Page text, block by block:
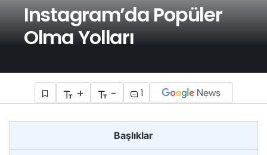
Instagram’da Popüler
Olma Yolları
+ - 1
Başlıklar